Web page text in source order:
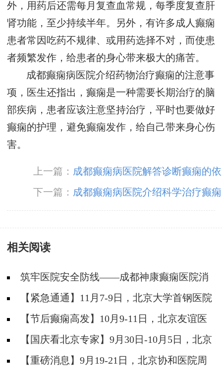
外，用药后还需每月复查血常规，每季度复查肝
肾功能，至少持续半年。另外，有许多成人癫痫
患者常因吃药不规律、或用药选择不对，而使患
者频繁发作，给患者的身心带来极大的痛苦。
成都癫痫病医院介绍药物治疗癫痫的注意事
项，医生还指出，癫痫是一种需要长期治疗的脑
部疾病，患者应该注意坚持治疗，平时也要做好
癫痫的护理，避免癫痫发作，给自己带来身心伤
害。
上一篇： 成都癫痫病医院解答诊断癫痫的依
下一篇： 成都癫痫病医院介绍科学治疗癫痫
的方法
相关阅读
筑牢医院安全防线——成都神康癫痫医院消
防安全培训纪实
【紧急通通】11月7-9日，北京大学首钢医院
神经内科胡颖教授亲临成都会诊，破解癫痫疑难
【节后癫痫高发】10月9-11日，北京友谊医
院陈葵博士免费会诊+治疗援助，破解癫痫难
题！
【国庆看北京专家】9月30日-10月5日，北京
天坛&首钢医院两大专家蓉城亲诊+癫痫大额救
【重磅消息】9月19-21日，北京协和医院周